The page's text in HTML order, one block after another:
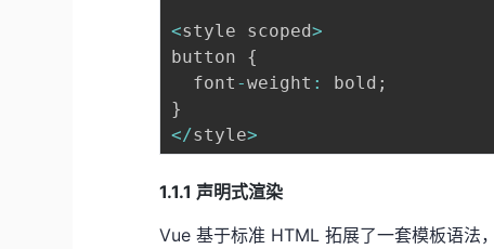
<style scoped>
button {
  font
-weight : bold ;
}
</style>
1.1.1 声明式渲染
Vue 基于标准 HTML 拓展了一套模板语法